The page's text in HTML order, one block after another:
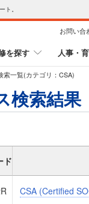
ト。
お問い合
を探す 人事・
一覧(カテゴリ：CSA)
検索結
ド
CSA (Certified